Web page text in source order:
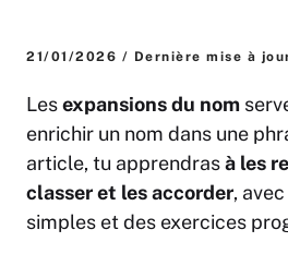
21/01/2026 / Dernière mise à
Lesexpansions du nom
enrichir un nom dans une
article, tu apprendrasà les
classer et les accorder,
simples et des exercices